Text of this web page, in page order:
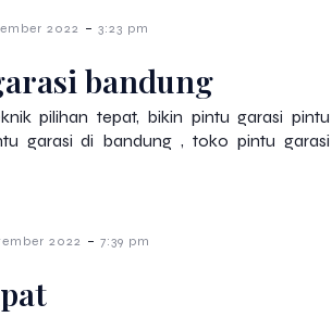
2022 - 3:23 pm
bandung
pilihan tepat, bikin pintu garasi pintu
garasi di bandung , toko pintu garasi
2022 - 7:39 pm